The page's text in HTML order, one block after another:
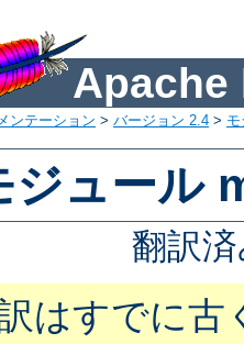
Apache
ンテーション > バージョン 2.4 >
ジュール
翻訳
はすでに古